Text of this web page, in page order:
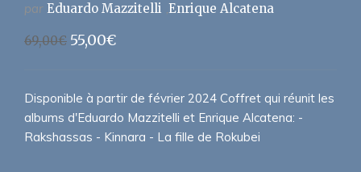
par Eduardo Mazzitelli Enrique Alcatena
69,00€ Le
était :
69,00€.
55,00€Le
est :
55,00€.
Disponible à partir de février 2024 Coffret qui réunit les
albums d'Eduardo Mazzitelli et Enrique Alcatena: -
Rakshassas - Kinnara - La fille de Rokubei